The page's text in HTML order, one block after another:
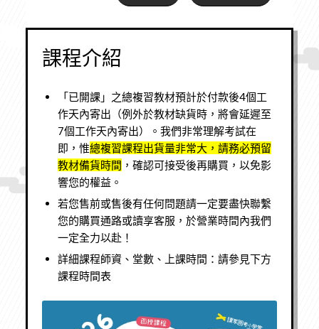
課程介紹
「已開課」之總複習教材預計於付款後4個工
作天內寄出（例外於教材缺貨時，將會延遲至
7個工作天內寄出）。我們非常理解考試在
即，惟總複習課程出貨量非常大，請務必預留
教材備貨時間 ，確認可接受後再購買，以免影
響您的權益。
若您售前或售後有任何問題請一定要盡快聯繫
您的購買通路或讀享客服，於營業時間內我們
一定全力以赴！
詳細課程師資、堂數、上課時間：請參見下方
課程時間表